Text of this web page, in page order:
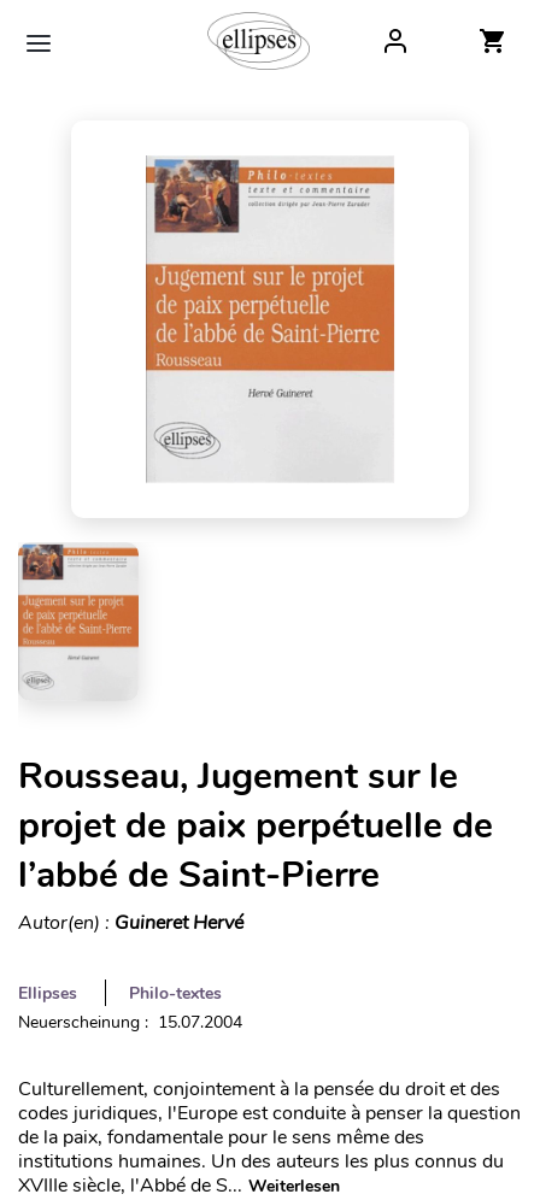
Rousseau, Jugement sur le
projet de paix perpétuelle de
l’abbé de Saint-Pierre
Autor(en) : Guineret Hervé
Ellipses
Philo-textes
Neuerscheinung : 15.07.2004
Culturellement, conjointement à la pensée du droit et des
codes juridiques, l'Europe est conduite à penser la question
de la paix, fondamentale pour le sens même des
institutions humaines. Un des auteurs les plus connus du
XVIIIe siècle, l'Abbé de S... Weiterlesen